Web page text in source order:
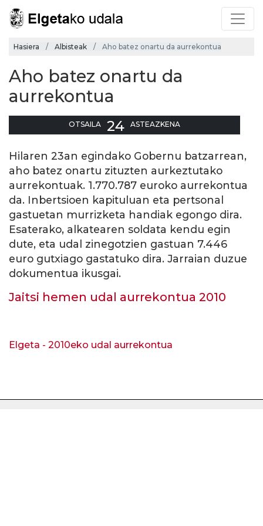
Hasiera Albisteak Aho batez onartu da aurrekontua
Aho batez onartu da
aurrekontua
OTSAILA 24 ASTEAZKENA
Hilaren 23an egindako Gobernu batzarrean,
aho batez onartu zituzten aurkeztutako
aurrekontuak. 1.770.787 euroko aurrekontua
da. Inbertsioen kapituluan eta pertsonal
gastuetan murrizketa handiak egongo dira.
Esaterako, alkatearen soldata kendu egin
dute, eta udal zinegotzien gastuan 7.446
euro gutxiago gastatuko dira. Jarraian duzue
dokumentua ikusgai.
Jaitsi hemen udal aurrekontua 2010
Elgeta - 2010eko udal aurrekontua